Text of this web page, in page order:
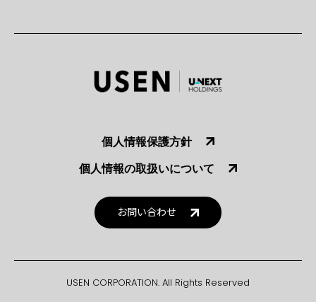
個人情報保護方針
個人情報の取扱いについて
お問い合わせ
USEN CORPORATION. All Rights Reserved